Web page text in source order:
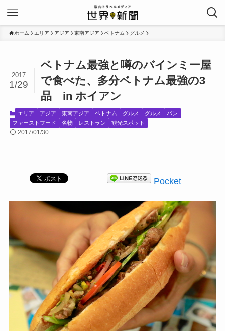
ホーム エリア アジア 東南アジア ベトナム グルメ
ベトナム最強と噂のバインミー屋
で食べた、多分ベトナム最強の3
品 in ホイアン
2017
1/29
エリア アジア 東南アジア ベトナム グルメ グルメ
パン
ファーストフード
名物 レストラン 観光スポット
2017/01/30
Pocket